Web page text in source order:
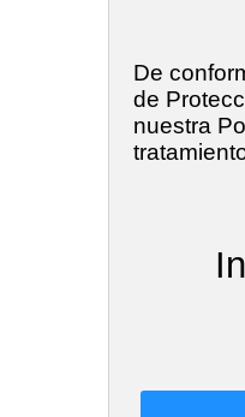
De
de
nuestra